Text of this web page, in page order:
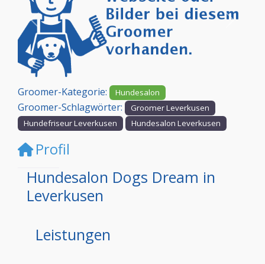
Vorheriges
Groomer-Kategorie: Hundesalon
Groomer-Schlagwörter:
Groomer Leverkusen
Hundefriseur Leverkusen
Hundesalon Leverkusen
Profil
Hundesalon Dogs Dream in
Leverkusen
Leistungen